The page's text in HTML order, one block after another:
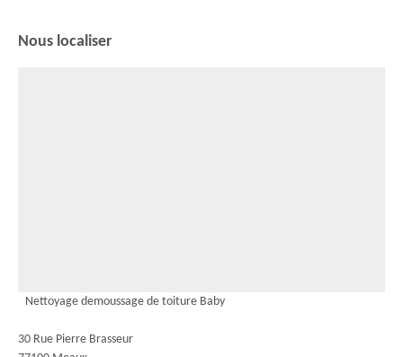
Nous localiser
Nettoyage demoussage de toiture Baby
30 Rue Pierre Brasseur